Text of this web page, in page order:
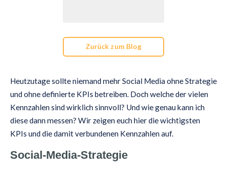
Zurück zum Blog
Heutzutage sollte niemand mehr Social Media ohne Strategie
und ohne definierte KPIs betreiben. Doch welche der vielen
Kennzahlen sind wirklich sinnvoll? Und wie genau kann ich
diese dann messen? Wir zeigen euch hier die wichtigsten
KPIs und die damit verbundenen Kennzahlen auf.
Social-Media-Strategie